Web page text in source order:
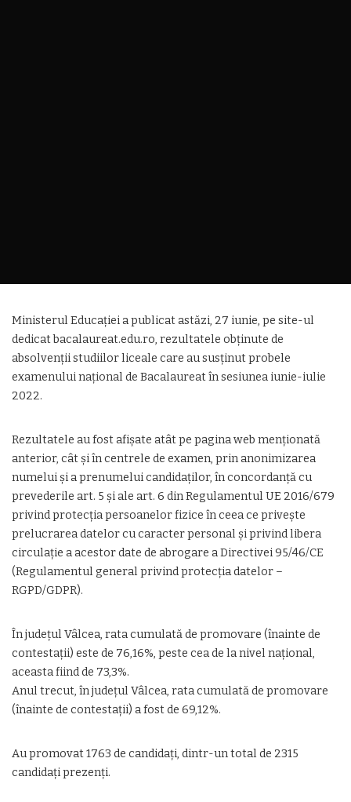
Ministerul Educației a publicat astăzi, 27 iunie, pe site-ul
dedicat bacalaureat.edu.ro, rezultatele obținute de
absolvenții studiilor liceale care au susținut probele
examenului național de Bacalaureat în sesiunea iunie-iulie
2022.
Rezultatele au fost afișate atât pe pagina web menționată
anterior, cât și în centrele de examen, prin anonimizarea
numelui și a prenumelui candidaților, în concordanță cu
prevederile art. 5 și ale art. 6 din Regulamentul UE 2016/679
privind protecția persoanelor fizice în ceea ce privește
prelucrarea datelor cu caracter personal și privind libera
circulație a acestor date de abrogare a Directivei 95/46/CE
(Regulamentul general privind protecția datelor –
RGPD/GDPR).
În județul Vâlcea, rata cumulată de promovare (înainte de
contestații) este de 76,16%, peste cea de la nivel naţional,
aceasta fiind de 73,3%.
Anul trecut, în județul Vâlcea, rata cumulată de promovare
(înainte de contestații) a fost de 69,12%.
Au promovat 1763 de candidați, dintr-un total de 2315
candidați prezenți.